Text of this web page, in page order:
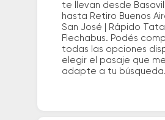
te llevan desde
hasta Retiro Buenos
San José | Rápido
Flechabus. Podés
todas las opciones
elegir el pasaje que
adapte a tu búsqueda.